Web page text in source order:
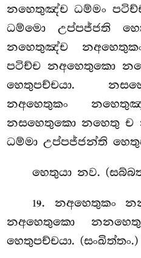
නහෙතුඤ්ච ධම්මං
ධම්මො උප්පජ්ජති
නහෙතුඤ්ච
පටිච්ච නඅහෙතුකො
හෙතුපච්චයා.
නඅහෙතුකං
නසහෙතුකො නහෙතු ච
ධම්මා උප්පජ්ජන්ති
හෙතුයා නව.
19. නඅහෙතුකං
නඅහෙතුකො
හෙතුපච්චයා. (සංඛිත්තං.)